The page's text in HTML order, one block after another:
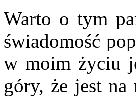
Warto o tym
świadomość
w moim życiu
góry, że jest